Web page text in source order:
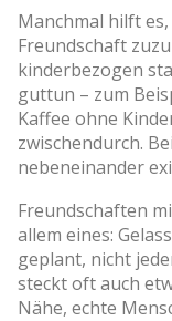
Manchmal hilft
Freundschaft
kinderbezogen
guttun – zum
Kaffee ohne
zwischendurch.
nebeneinander
Freundschaften
allem eines:
geplant, nicht
steckt oft auch
Nähe, echte